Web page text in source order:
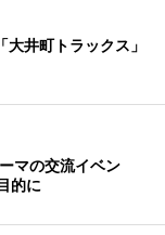
井町トラックス」
マの交流イベン
的に